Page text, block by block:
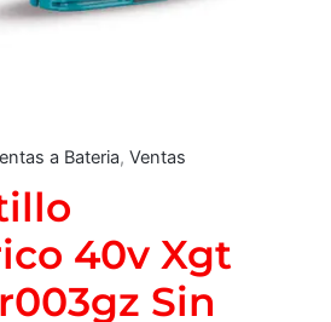
a Bateria, Ventas
40v Xgt
Sin